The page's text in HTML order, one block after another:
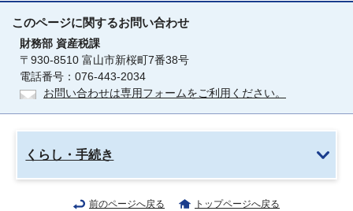
このページに関するお問い合わせ
財務部 資産税課
〒930-8510 富山市新桜町7番38号
電話番号：076-443-2034
お問い合わせは専用フォームをご利用ください。
くらし・手続き
前のページへ戻る トップページへ戻る